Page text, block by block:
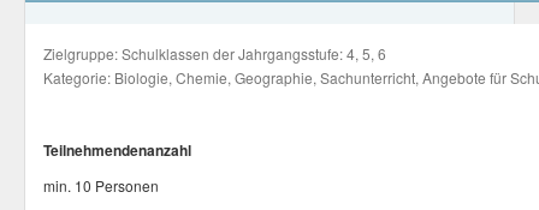
Zielgruppe: Schulklassen der Jahrgangsstufe: 4, 5, 6
Kategorie: Biologie, Chemie, Geographie, Sachunterricht, Angebote für
Teilnehmendenanzahl
min. 10 Personen